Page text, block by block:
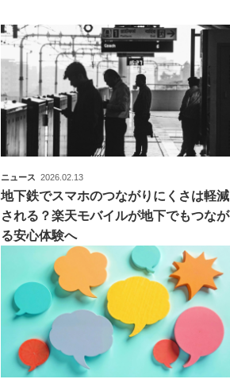
ニュース 2026.02.13
地下鉄でスマホのつながりにくさは軽減
される？楽天モバイルが地下でもつなが
る安心体験へ